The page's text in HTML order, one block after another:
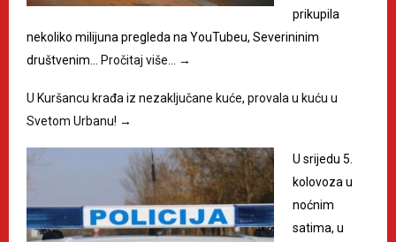
prikupila
nekoliko milijuna pregleda na YouTubeu, Severininim
društvenim… Pročitaj više… →
U Kuršancu krađa iz nezaključane kuće, provala u kuću u
Svetom Urbanu! →
U srijedu 5.
kolovoza u
noćnim
satima, u